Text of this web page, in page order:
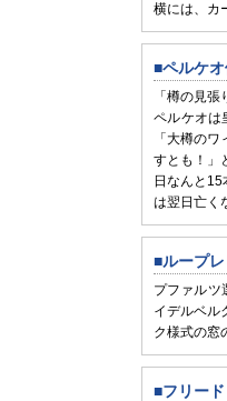
横には、カ
■ペルケ
「樽の見
ペルケオは
「大樽の
すとも！」
日なんと
は翌日亡く
■ループ
プファルツ
イデルベル
ク様式の窓
■フリー